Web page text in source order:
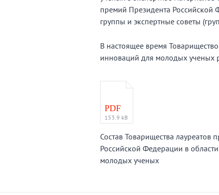
премий Президента Российской
группы и экспертные советы
В настоящее время
инноваций для молодых ученых
PDF
153.9 kB
Состав Товарищества лауреатов
Российской Федерации в
молодых ученых